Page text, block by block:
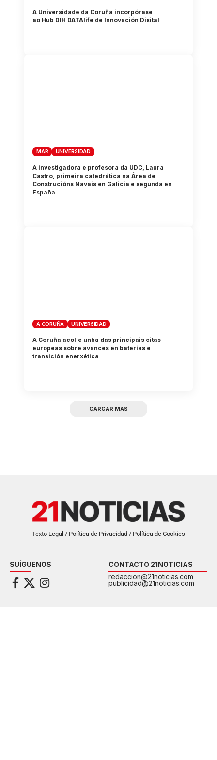
A Universidade da Coruña incorpórase
ao Hub DIH DATAlife de Innovación Dixital
MAR UNIVERSIDAD
A investigadora e profesora da UDC, Laura
Castro, primeira catedrática na Área de
Construcións Navais en Galicia e segunda en
España
A CORUÑA UNIVERSIDAD
A Coruña acolle unha das principais citas
europeas sobre avances en baterías e
transición enerxética
CARGAR MAS
Texto Legal / Política de Privacidad / Política de Cookies
SUÍGUENOS
CONTACTO 21NOTICIAS
redaccion@21noticias.com
publicidad@21noticias.com